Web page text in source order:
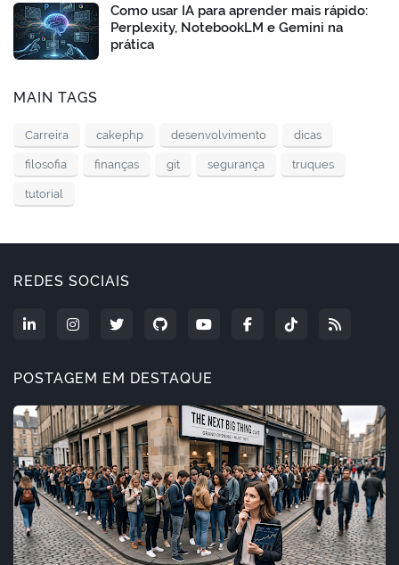
Como usar IA para aprender mais rápido:
Perplexity, NotebookLM e Gemini na
prática
MAIN TAGS
Carreira cakephp desenvolvimento dicas
filosofia finanças git segurança truques
tutorial
REDES SOCIAIS
POSTAGEM EM DESTAQUE